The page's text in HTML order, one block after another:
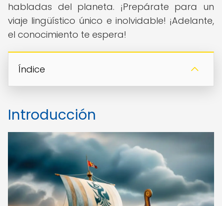
habladas del planeta. ¡Prepárate para un
viaje lingüístico único e inolvidable! ¡Adelante,
el conocimiento te espera!
Índice
Introducción